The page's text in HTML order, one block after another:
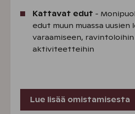
Kattavat edut -
edut muun muassa uusien
varaamiseen, ravintoloihin
aktiviteetteihin
Lue lisää omistamisesta